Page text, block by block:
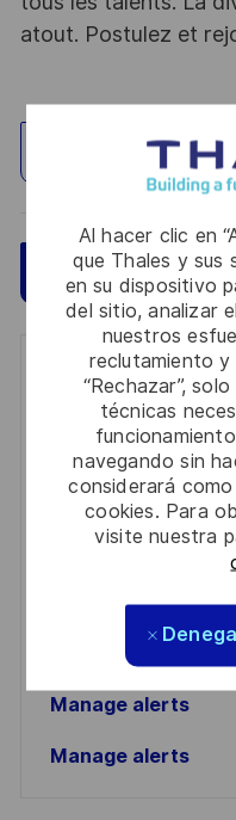
Al hacer clic en
que Thales y sus
en su dispositivo
del sitio, analizar
nuestros
reclutamiento
“Rechazar”,
técnicas
navegando sin
considerará
cookies. Para
visite nuestra
atout. Postulez et
Explorar
Aplicar ahora
Get notified
You'll receive updates
Email
address
Revise y acepte los
Manage alerts
Manage alerts